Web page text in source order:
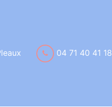
04 71 40 41 18